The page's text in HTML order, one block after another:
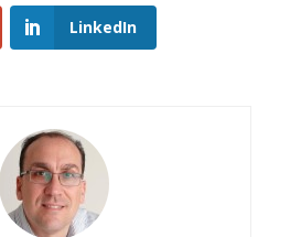
LinkedIn